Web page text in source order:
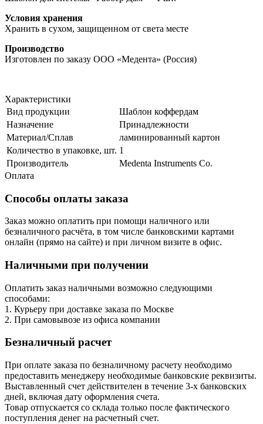
Условия хранения
Хранить в сухом, защищенном от света месте
Производство
Изготовлен по заказу ООО «Медента» (Россия)
Характеристики
Вид продукции
Шаблон коффердам
Назначение
Принадлежности
Материал/Сплав
ламинированный картон
Количество в упаковке, шт. 1
Производитель
Medenta Instruments Co.
Оплата
Способы оплаты заказа
Заказ можно оплатить при помощи наличного или
безналичного расчёта, в том числе банковскими картами
онлайн (прямо на сайте) и при личном визите в офис.
Наличными при получении
Оплатить заказ наличными возможно следующими
способами:
1. Курьеру при доставке заказа по Москве
2. При самовывозе из офиса компании
Безналичный расчет
При оплате заказа по безналичному расчету необходимо
предоставить менеджеру необходимые банковские реквизиты.
Выставленный счет действителен в течение 3-х банковских
дней, включая дату оформления cчета.
Товар отпускается со склада только после фактического
поступления денег на расчетный счет.